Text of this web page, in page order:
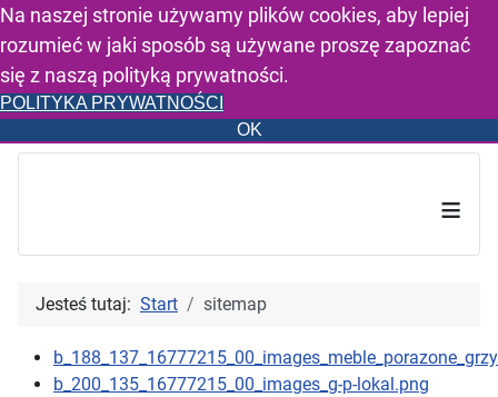
Na naszej stronie używamy plików cookies, aby lepiej
rozumieć w jaki sposób są używane proszę zapoznać
się z naszą polityką prywatności.
POLITYKA PRYWATNOŚCI
OK
≡
Jesteś tutaj: Start sitemap
b_200_135_16777215_00_images_g-p-lokal.png